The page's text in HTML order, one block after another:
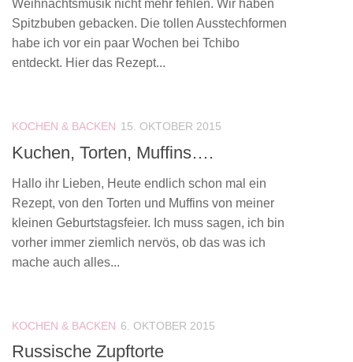
Weihnachtsmusik nicht mehr fehlen. Wir haben
Spitzbuben gebacken. Die tollen Ausstechformen
habe ich vor ein paar Wochen bei Tchibo
entdeckt. Hier das Rezept...
KOCHEN & BACKEN 15. OKTOBER 2015
Kuchen, Torten, Muffins….
Hallo ihr Lieben, Heute endlich schon mal ein
Rezept, von den Torten und Muffins von meiner
kleinen Geburtstagsfeier. Ich muss sagen, ich bin
vorher immer ziemlich nervös, ob das was ich
mache auch alles...
KOCHEN & BACKEN 6. OKTOBER 2015
Russische Zupftorte